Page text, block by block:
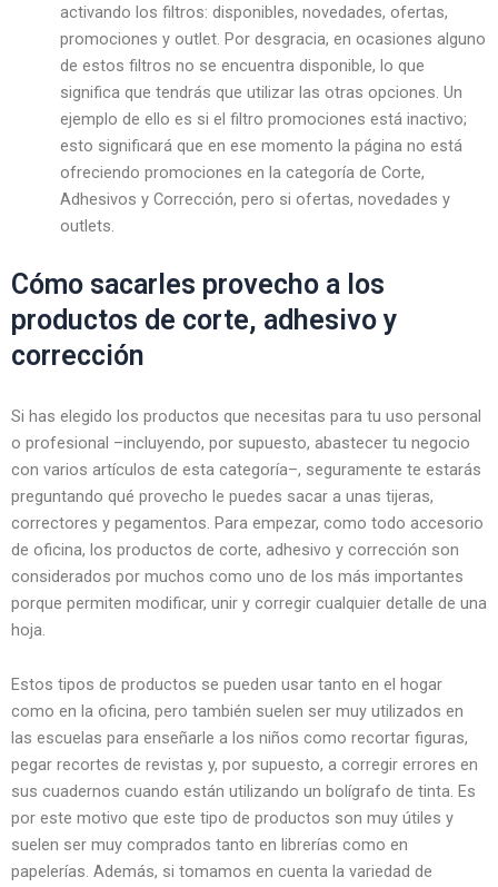
activando los filtros: disponibles, novedades, ofertas,
promociones y outlet. Por desgracia, en ocasiones alguno
de estos filtros no se encuentra disponible, lo que
significa que tendrás que utilizar las otras opciones. Un
ejemplo de ello es si el filtro promociones está inactivo;
esto significará que en ese momento la página no está
ofreciendo promociones en la categoría de Corte,
Adhesivos y Corrección, pero si ofertas, novedades y
outlets.
Cómo sacarles provecho a los
productos de corte, adhesivo y
corrección
Si has elegido los productos que necesitas para tu uso personal
o profesional –incluyendo, por supuesto, abastecer tu negocio
con varios artículos de esta categoría–, seguramente te estarás
preguntando qué provecho le puedes sacar a unas tijeras,
correctores y pegamentos. Para empezar, como todo accesorio
de oficina, los productos de corte, adhesivo y corrección son
considerados por muchos como uno de los más importantes
porque permiten modificar, unir y corregir cualquier detalle de una
hoja.
Estos tipos de productos se pueden usar tanto en el hogar
como en la oficina, pero también suelen ser muy utilizados en
las escuelas para enseñarle a los niños como recortar figuras,
pegar recortes de revistas y, por supuesto, a corregir errores en
sus cuadernos cuando están utilizando un bolígrafo de tinta. Es
por este motivo que este tipo de productos son muy útiles y
suelen ser muy comprados tanto en librerías como en
papelerías. Además, si tomamos en cuenta la variedad de